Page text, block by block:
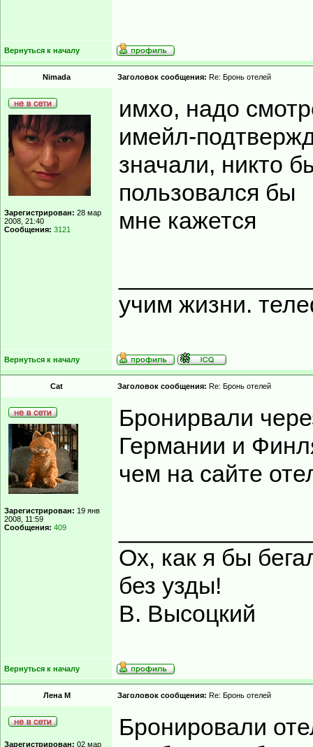
Вернуться к началу
Nimada Заголовок сообщения: Re: Бронь отелей
Зарегистрирован: 28 мар
2008, 21:40
Сообщения: 3121
имхо, надо
имейл-
значали, никто
пользовался бы
мне кажется
учим жизни.
Вернуться к началу
Cat Заголовок сообщения: Re: Бронь отелей
Зарегистрирован: 19 янв
2008, 11:59
Сообщения: 409
Бронирвали
Германии и
чем на сайте
Ох, как я бы
без узды!
В. Высоцкий
Вернуться к началу
Лена М Заголовок сообщения: Re: Бронь отелей
Зарегистрирован: 02 мар
Бронировали